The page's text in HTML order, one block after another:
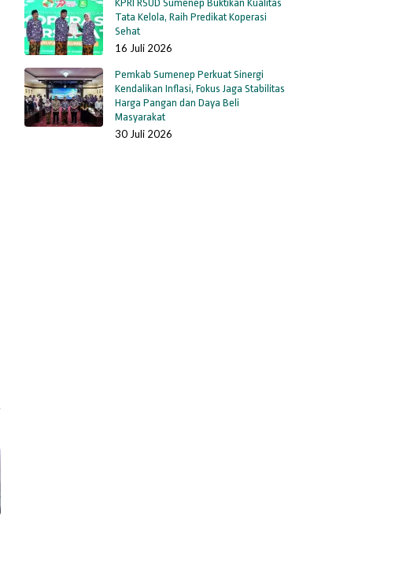
KPRI RSUD Sumenep Buktikan Kualitas
Tata Kelola, Raih Predikat Koperasi
Sehat
16 Juli 2026
Pemkab Sumenep Perkuat Sinergi
Kendalikan Inflasi, Fokus Jaga Stabilitas
Harga Pangan dan Daya Beli
Masyarakat
30 Juli 2026